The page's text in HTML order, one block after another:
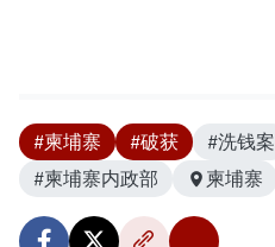
#柬埔寨 #破获 #洗钱案
#柬埔寨内政部
柬埔寨